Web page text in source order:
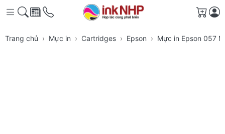
Giỏ
Trang chủ Mực in Cartridges Epson Mực in Epson 057